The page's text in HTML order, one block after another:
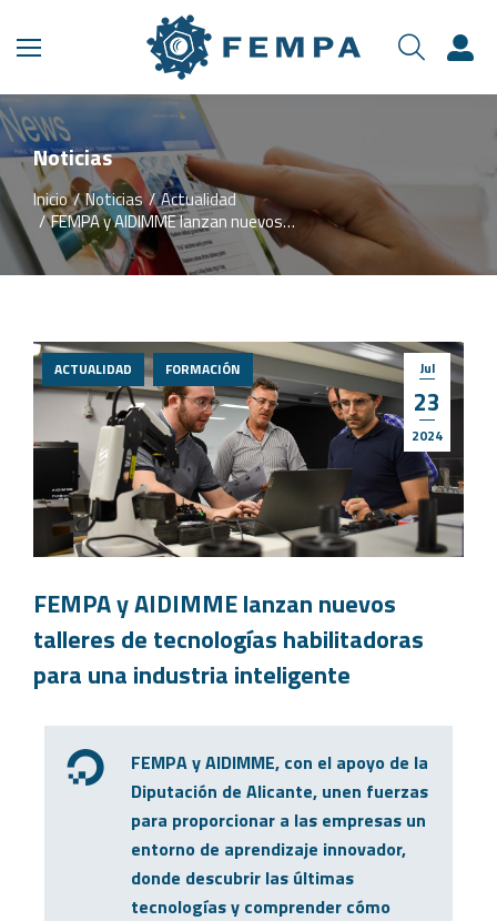
Noticias
Estás aquí:
Inicio Noticias
Actualidad
FEMPA y AIDIMME lanzan nuevos…
Jul
23
2024
ACTUALIDAD FORMACIÓN
FEMPA y AIDIMME lanzan nuevos
talleres de tecnologías habilitadoras
para una industria inteligente
FEMPA y AIDIMME, con el apoyo de la
Diputación de Alicante, unen fuerzas
para proporcionar a las empresas un
entorno de aprendizaje innovador,
donde descubrir las últimas
tecnologías y comprender cómo